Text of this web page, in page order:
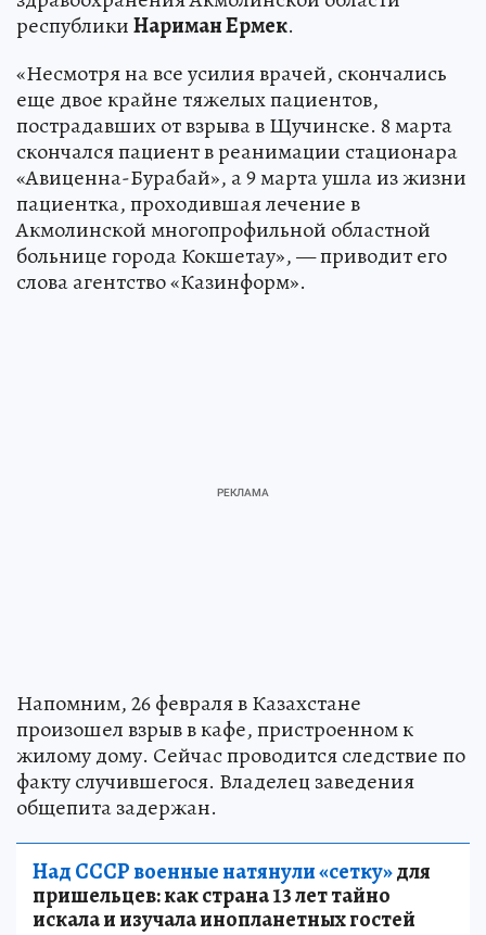
республикиНариман Ермек.
«Несмотря на все усилия врачей, скончались
еще двое крайне тяжелых пациентов,
пострадавших от взрыва в Щучинске. 8 марта
скончался пациент в реанимации стационара
«Авиценна-Бурабай», а 9 марта ушла из жизни
пациентка, проходившая лечение в
Акмолинской многопрофильной областной
больнице города Кокшетау», — приводит его
слова агентство «Казинформ».
Напомним, 26 февраля в Казахстане
произошел взрыв в кафе, пристроенном к
жилому дому. Сейчас проводится следствие по
факту случившегося. Владелец заведения
общепита задержан.
Над СССР военные натянули «сетку»для
пришельцев: как страна 13 лет тайно
искала и изучала инопланетных гостей